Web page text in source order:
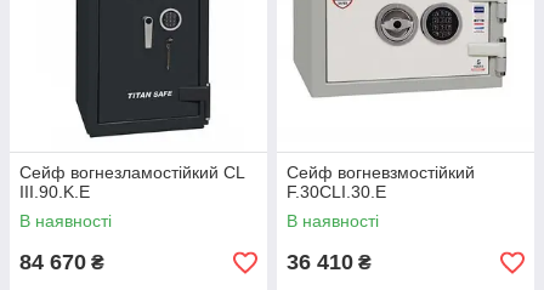
Сейф вогнезламостійкий CL
III.90.K.E
В наявності
84 670 ₴
Сейф вогневзмостійкий
F.30CLI.30.E
В наявності
36 410 ₴